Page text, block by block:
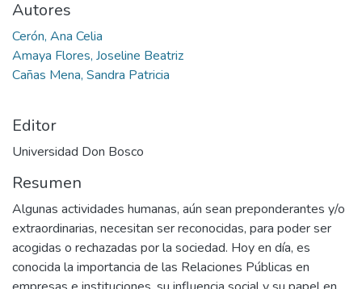
Autores
Cerón, Ana Celia
Amaya Flores, Joseline Beatriz
Cañas Mena, Sandra Patricia
Editor
Universidad Don Bosco
Resumen
Algunas actividades humanas, aún sean preponderantes y/o
extraordinarias, necesitan ser reconocidas, para poder ser
acogidas o rechazadas por la sociedad. Hoy en día, es
conocida la importancia de las Relaciones Públicas en